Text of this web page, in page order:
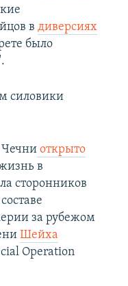
вдиверсиях
было
силовики
Чечни открыто
в
сторонников
за рубежом
Шейха
Operation